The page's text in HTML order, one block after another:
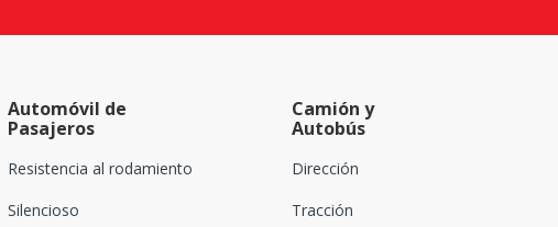
Automóvil de
Pasajeros
Resistencia al rodamiento
Silencioso
Camión y
Autobús
Dirección
Tracción